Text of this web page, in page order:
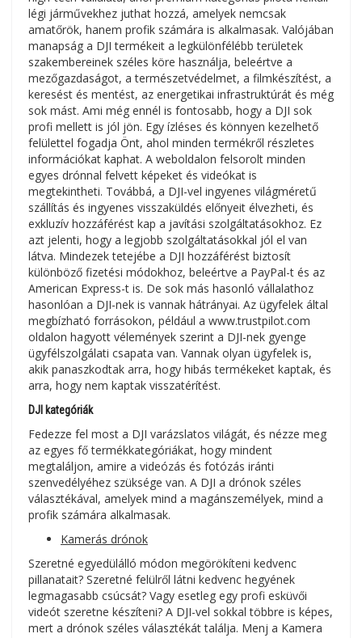
légi járművekhez juthat hozzá, amelyek nemcsak
amatőrök, hanem profik számára is alkalmasak. Valójában
manapság a DJI termékeit a legkülönfélébb területek
szakembereinek széles köre használja, beleértve a
mezőgazdaságot, a természetvédelmet, a filmkészítést, a
keresést és mentést, az energetikai infrastruktúrát és még
sok mást. Ami még ennél is fontosabb, hogy a DJI sok
profi mellett is jól jön. Egy ízléses és könnyen kezelhető
felülettel fogadja Önt, ahol minden termékről részletes
információkat kaphat. A weboldalon felsorolt minden
egyes drónnal felvett képeket és videókat is
megtekintheti. Továbbá, a DJI-vel ingyenes világméretű
szállítás és ingyenes visszaküldés előnyeit élvezheti, és
exkluzív hozzáférést kap a javítási szolgáltatásokhoz. Ez
azt jelenti, hogy a legjobb szolgáltatásokkal jól el van
látva. Mindezek tetejébe a DJI hozzáférést biztosít
különböző fizetési módokhoz, beleértve a PayPal-t és az
American Express-t is. De sok más hasonló vállalathoz
hasonlóan a DJI-nek is vannak hátrányai. Az ügyfelek által
megbízható forrásokon, például a www.trustpilot.com
oldalon hagyott vélemények szerint a DJI-nek gyenge
ügyfélszolgálati csapata van. Vannak olyan ügyfelek is,
akik panaszkodtak arra, hogy hibás termékeket kaptak, és
arra, hogy nem kaptak visszatérítést.
DJI kategóriák
Fedezze fel most a DJI varázslatos világát, és nézze meg
az egyes fő termékkategóriákat, hogy mindent
megtaláljon, amire a videózás és fotózás iránti
szenvedélyéhez szüksége van. A DJI a drónok széles
választékával, amelyek mind a magánszemélyek, mind a
profik számára alkalmasak.
Kamerás drónok
Szeretné egyedülálló módon megörökíteni kedvenc
pillanatait? Szeretné felülről látni kedvenc hegyének
legmagasabb csúcsát? Vagy esetleg egy profi esküvői
videót szeretne készíteni? A DJI-vel sokkal többre is képes,
mert a drónok széles választékát találja. Menj a Kamera